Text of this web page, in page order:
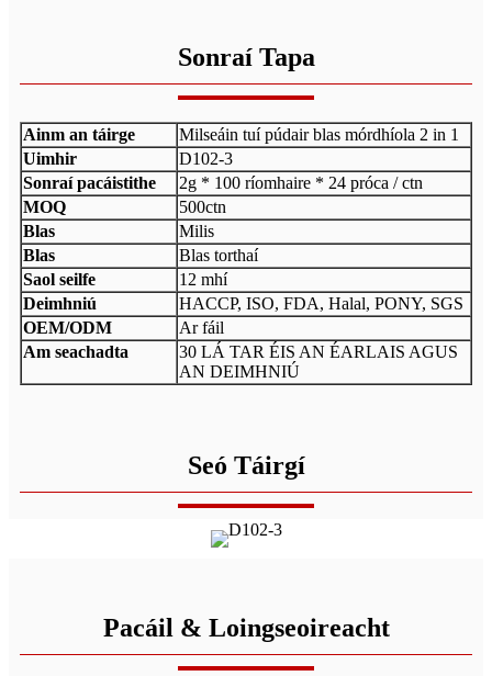
Sonraí Tapa
Ainm an táirge
Milseáin tuí púdair blas mórdhíola 2 in 1
Uimhir
D102-3
Sonraí pacáistithe
2g * 100 ríomhaire * 24 próca / ctn
MOQ
500ctn
Blas
Milis
Blas
Blas torthaí
Saol seilfe
12 mhí
Deimhniú
HACCP, ISO, FDA, Halal, PONY, SGS
OEM/ODM
Ar fáil
Am seachadta
30 LÁ TAR ÉIS AN ÉARLAIS AGUS
AN DEIMHNIÚ
Seó Táirgí
Pacáil & Loingseoireacht